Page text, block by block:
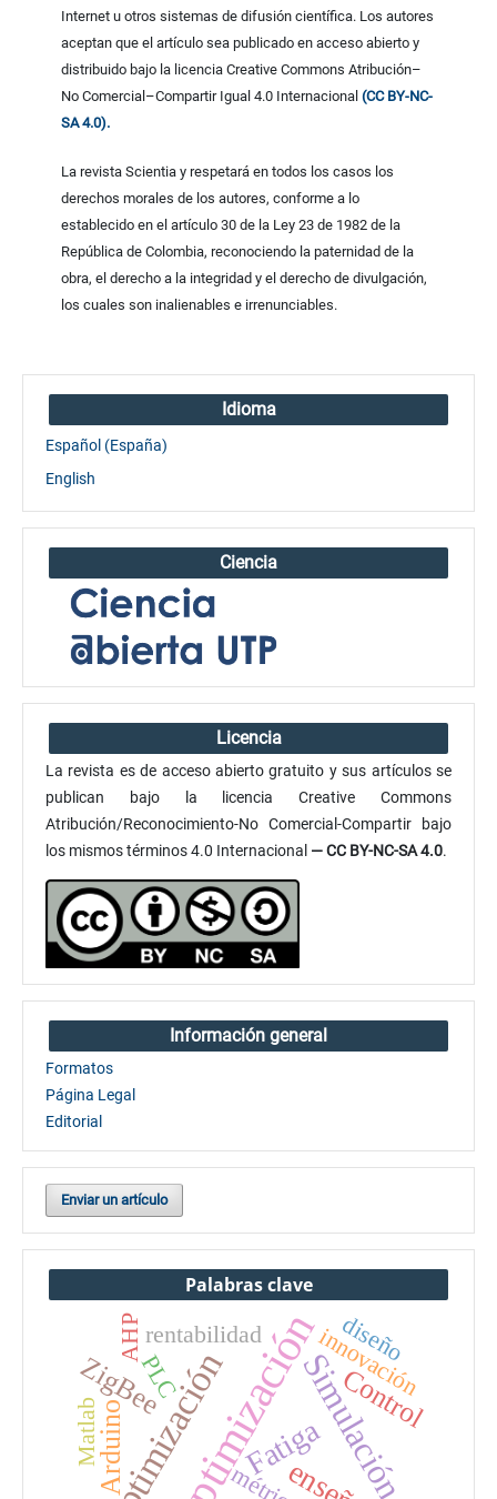
Internet u otros sistemas de difusión científica. Los autores
aceptan que el artículo sea publicado en acceso abierto y
distribuido bajo la licencia Creative Commons Atribución–
No Comercial–Compartir Igual 4.0 Internacional(CC BY-NC-
SA 4.0).
La revista Scientia y respetará en todos los casos los
derechos morales de los autores, conforme a lo
establecido en el artículo 30 de la Ley 23 de 1982 de la
República de Colombia, reconociendo la paternidad de la
obra, el derecho a la integridad y el derecho de divulgación,
los cuales son inalienables e irrenunciables.
Idioma
Español (España)
English
Ciencia
Licencia
La revista es de acceso abierto gratuito y sus artículos se
publican bajo la licencia Creative Commons
Atribución/Reconocimiento-No Comercial-Compartir bajo
los mismos términos 4.0 Internacional — CC BY-NC-SA 4.0.
Información general
Formatos
Página Legal
Editorial
Enviar un artículo
Palabras clave
optimización
Optimización Simulación
Fatiga
Arduino
ZigBee Control
innovación
PLC
rentabilidad
AHP
Matlab
diseño